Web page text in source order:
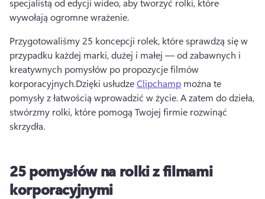
specjalistą od edycji wideo, aby tworzyć rolki, które
wywołają ogromne wrażenie.
Przygotowaliśmy 25 koncepcji rolek, które sprawdzą się w
przypadku każdej marki, dużej i małej — od zabawnych i
kreatywnych pomysłów po propozycje filmów
korporacyjnych.Dzięki usłudze Clipchamp można te
pomysły z łatwością wprowadzić w życie. A zatem do dzieła,
stwórzmy rolki, które pomogą Twojej firmie rozwinąć
skrzydła.
25 pomysłów na rolki z filmami
korporacyjnymi